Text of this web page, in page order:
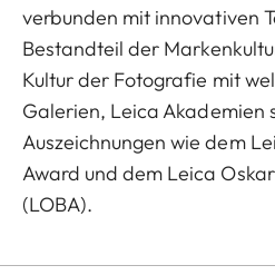
verbunden mit innovativen
Bestandteil der
Kultur der Fotografie mit
Galerien, Leica Akademien
Auszeichnungen wie dem
Award und dem Leica
(LOBA).